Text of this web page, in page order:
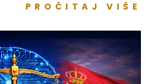
PROČITAJ VIŠE